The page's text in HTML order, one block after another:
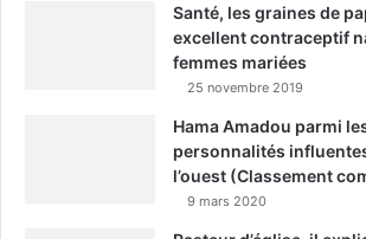
Santé, les graines de
excellent contraceptif
femmes mariées
25 novembre 2019
Hama Amadou parmi
personnalités
l’ouest (Classement
9 mars 2020